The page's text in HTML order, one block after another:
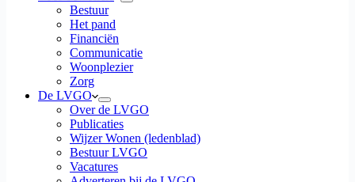
Bestuur
Het pand
Financiën
Communicatie
Woonplezier
Zorg
De LVGO
Over de LVGO
Publicaties
Wijzer Wonen (ledenblad)
Bestuur LVGO
Vacatures